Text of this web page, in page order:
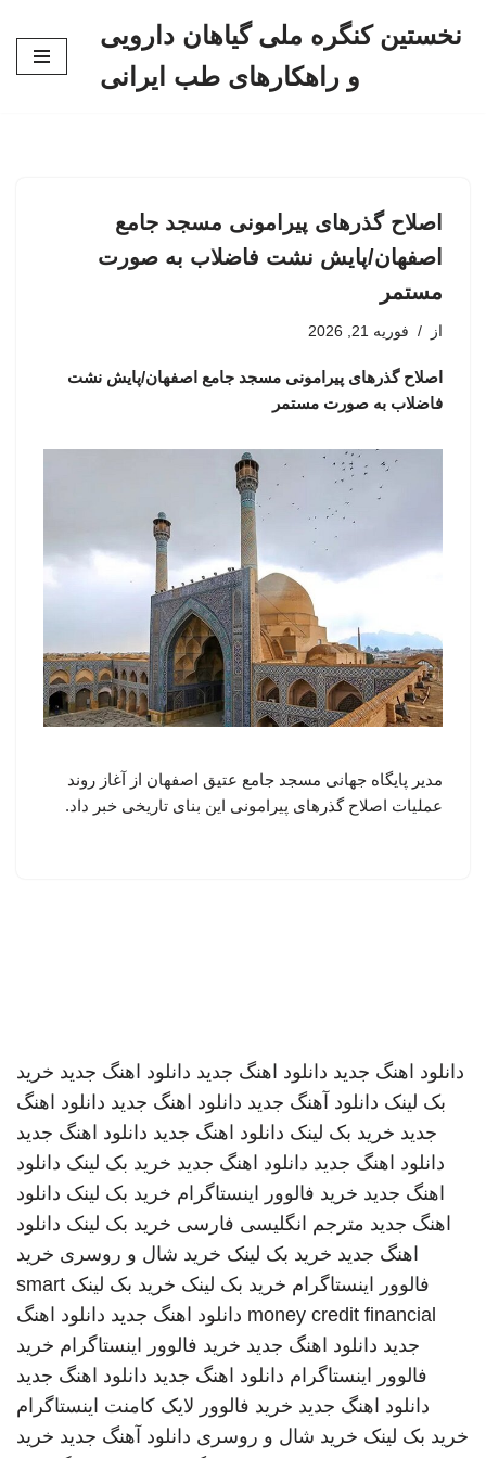
نخستین کنگره ملی گیاهان دارویی
و راهکارهای طب ایرانی
اصلاح گذرهای پیرامونی مسجد جامع
اصفهان/پایش نشت فاضلاب به صورت
مستمر
از فوریه 21, 2026
اصلاح گذرهای پیرامونی مسجد جامع اصفهان/پایش نشت
فاضلاب به صورت مستمر
مدیر پایگاه جهانی مسجد جامع عتیق اصفهان از آغاز روند
عملیات اصلاح گذرهای پیرامونی این بنای تاریخی خبر داد.
دانلود اهنگ جدید دانلود اهنگ جدید دانلود اهنگ جدید خرید
بک لینک دانلود آهنگ جدید دانلود اهنگ جدید دانلود اهنگ
جدید خرید بک لینک دانلود اهنگ جدید دانلود اهنگ جدید
دانلود اهنگ جدید دانلود اهنگ جدید خرید بک لینک دانلود
اهنگ جدید خرید فالوور اینستاگرام خرید بک لینک دانلود
اهنگ جدید مترجم انگلیسی فارسی خرید بک لینک دانلود
اهنگ جدید خرید بک لینک خرید شال و روسری خرید
فالوور اینستاگرام خرید بک لینک خرید بک لینک smart
money credit financial دانلود اهنگ جدید دانلود اهنگ
جدید دانلود اهنگ جدید خرید فالوور اینستاگرام خرید
فالوور اینستاگرام دانلود اهنگ جدید دانلود اهنگ جدید
دانلود اهنگ جدید خرید فالوور لایک کامنت اینستاگرام
خرید بک لینک خرید شال و روسری دانلود آهنگ جدید خرید